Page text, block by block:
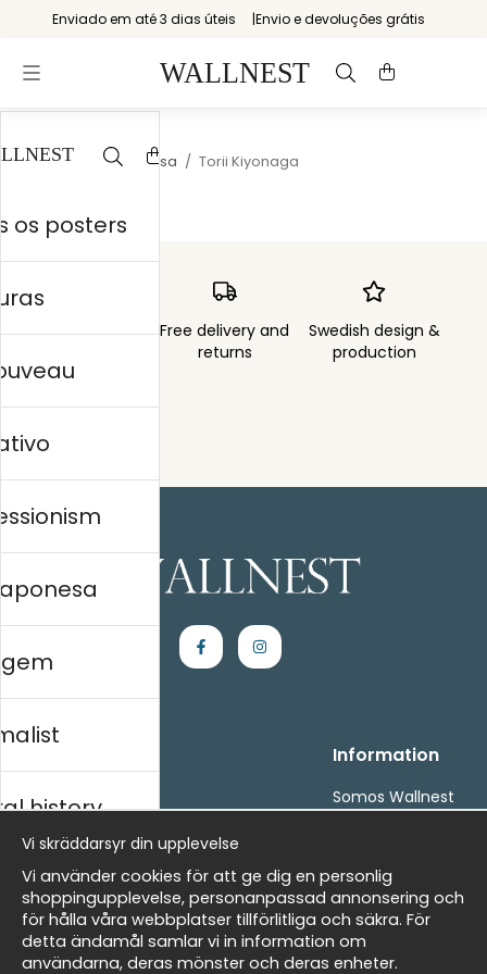
Enviado em até 3 dias úteis Envio e devoluções grátis
Início / Arte japonesa / Torii Kiyonaga
Order sent within Free delivery and
returns
Swedish design &
production
Kontakta oss
- Returer och återbetalningar
- Leverans - enkelt, snabbt &amp; gratis
Om cookies
Mina favoriter
Information
Somos Wallnest
Newsletter
os posters
history
Vi skräddarsyr din upplevelse
Vi använder cookies för att ge dig en personlig
shoppingupplevelse, personanpassad annonsering och
för hålla våra webbplatser tillförlitliga och säkra. För
detta ändamål samlar vi in information om
användarna, deras mönster och deras enheter.